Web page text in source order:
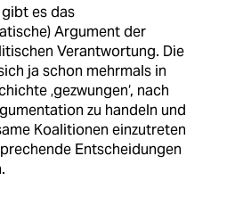
es das
Argument der
Verantwortung. Die
ja schon mehrmals in
‚gezwungen‘, nach
zu handeln und
Koalitionen einzutreten
Entscheidungen